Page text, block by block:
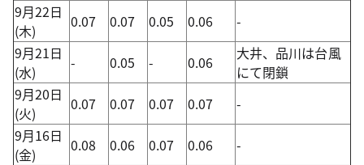
9月22日
(木)
0.07 0.07 0.05 0.06
-
9月21日
(水)
- 0.05 - 0.06
大井、品川は台風
にて閉鎖
9月20日
(火)
0.07 0.07 0.07 0.07
-
9月16日
(金)
0.08 0.06 0.07 0.06
-